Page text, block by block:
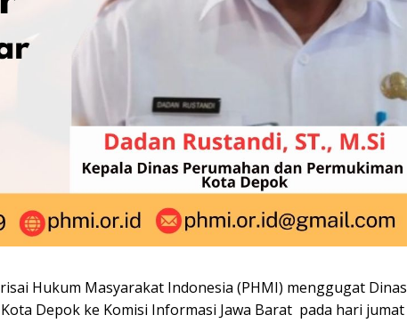
Hukum Masyarakat Indonesia (PHMI) menggugat Dinas
Depok ke Komisi Informasi Jawa Barat pada hari jumat